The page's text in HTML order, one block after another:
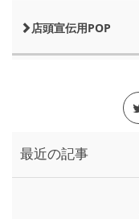
店頭宣伝用POP
最近の記事